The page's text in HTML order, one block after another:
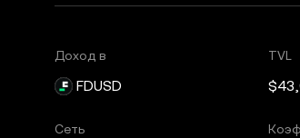
Доход в
FDUSD
TVL
Сеть